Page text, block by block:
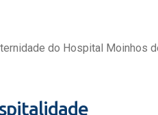
do Hospital Moinhos